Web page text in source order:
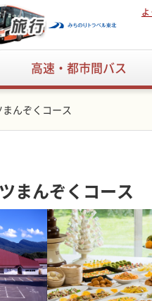
高速・都市間バス
んぞくコース
まんぞくコース